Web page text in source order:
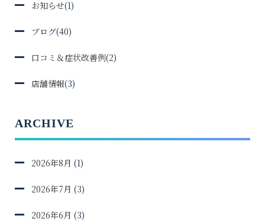
お知らせ(1)
ブログ(40)
口コミ＆症状改善例(2)
店舗情報(3)
ARCHIVE
2026年8月 (1)
2026年7月 (3)
2026年6月 (3)